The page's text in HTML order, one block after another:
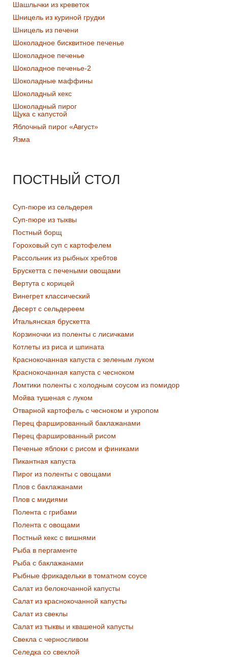
Шашлычки из креветок
Шницель из куриной грудки
Шницель из печени
Шоколадное бисквитное печенье
Шоколадное печенье
Шоколадное печенье-2
Шоколадные маффины
Шоколадный кекс
Шоколадный пирог
Щука с капустой
Яблочный пирог «Август»
Язма
ПОСТНЫЙ СТОЛ
Суп-пюре из сельдерея
Суп-пюре из тыквы
Постный борщ
Гороховый суп с картофелем
Рассольник из рыбных хребтов
Брускетта с печеными овощами
Вертута с корицей
Винегрет классический
Десерт с сельдереем
Итальянская брускетта
Корзиночки из поленты с лисичками
Котлеты из риса и шпината
Краснокочанная капуста с зеленым луком
Краснокочанная капуста с чесноком
Ломтики поленты с холодным соусом из помидор
Мойва тушеная с луком
Отварной картофель с чесноком и укропом
Перец фаршированный баклажанами
Перец фаршированный рисом
Печеные яблоки с рисом и финиками
Пикантная капуста
Пирог из поленты с овощами
Плов с баклажанами
Плов с мидиями
Полента с грибами
Полента с овощами
Постный кекс с вишнями
Рыба в пергаменте
Рыба с баклажанами
Рыбные фрикадельки в томатном соусе
Салат из белокочанной капусты
Салат из краснокочанной капусты
Салат из свеклы
Салат из тыквы и квашеной капусты
Свекла с черносливом
Селедка со свеклой